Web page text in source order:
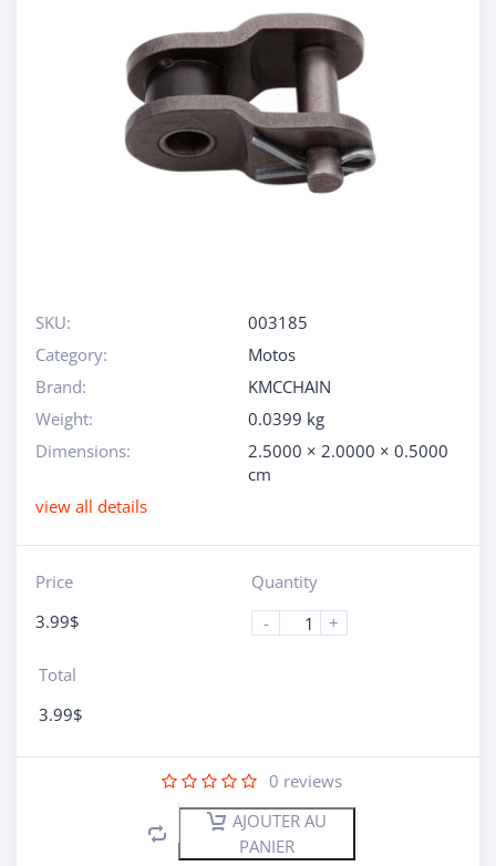
SKU:
003185
Category:
Motos
Brand:
KMCCHAIN
Weight:
0.0399 kg
Dimensions:
2.5000 × 2.0000 × 0.5000
cm
view all details
Price
3.99$
Quantity
-
+
Total
3.99$
0 reviews
AJOUTER AU
PANIER